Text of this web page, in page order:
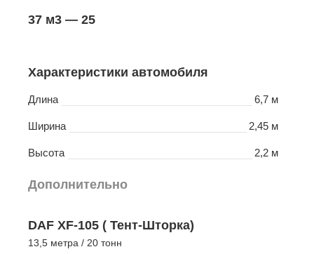
37 м3 — 25
Характеристики автомобиля
Длина 6,7 м
Ширина 2,45 м
Высота 2,2 м
Дополнительно
DAF XF-105 ( Тент-Шторка)
13,5 метра / 20 тонн